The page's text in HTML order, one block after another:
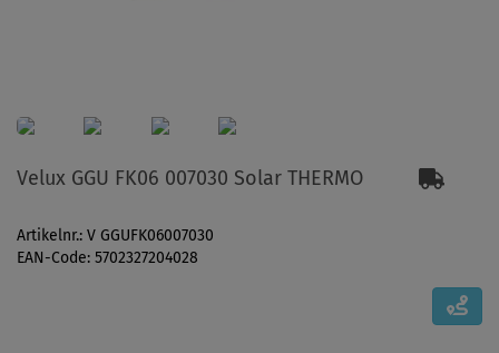
Velux GGU FK06 007030 Solar THERMO
Artikelnr.: V GGUFK06007030
EAN-Code: 5702327204028